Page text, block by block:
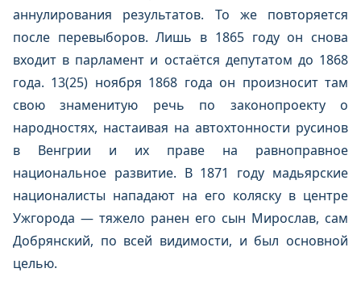
аннулирования результатов. То же повторяется
после перевыборов. Лишь в 1865 году он снова
входит в парламент и остаётся депутатом до 1868
года. 13(25) ноября 1868 года он произносит там
свою знаменитую речь по законопроекту о
народностях, настаивая на автохтонности русинов
в Венгрии и их праве на равноправное
национальное развитие. В 1871 году мадьярские
националисты нападают на его коляску в центре
Ужгорода — тяжело ранен его сын Мирослав, сам
Добрянский, по всей видимости, и был основной
целью.